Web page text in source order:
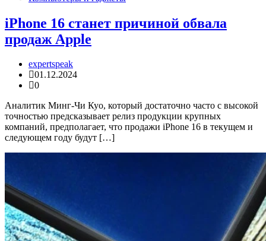
iPhone 16 станет причиной обвала
продаж Apple
expertspeak
01.12.2024
0
Аналитик Минг-Чи Куо, который достаточно часто с высокой
точностью предсказывает релиз продукции крупных
компаний, предполагает, что продажи iPhone 16 в текущем и
следующем году будут […]